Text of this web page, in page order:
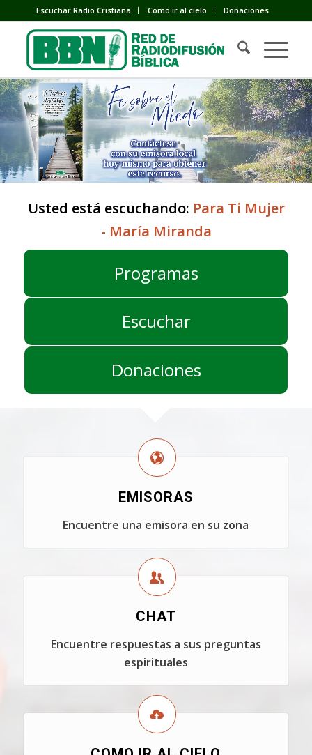
Escuchar Radio Cristiana Como ir al cielo Donaciones
Usted está escuchando: Para Ti Mujer
- María Miranda
Programas
Escuchar
Donaciones
EMISORAS
Encuentre una emisora en su zona
CHAT
Encuentre respuestas a sus preguntas
espirituales